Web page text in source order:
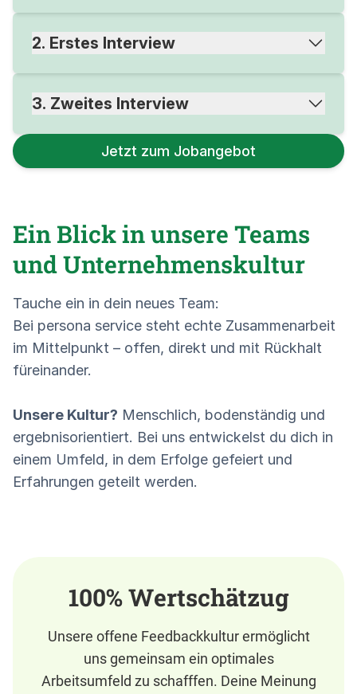
2. Erstes Interview
3. Zweites Interview
Jetzt zum Jobangebot
Ein Blick in unsere Teams
und Unternehmenskultur
Tauche ein in dein neues Team:
Bei persona service steht echte Zusammenarbeit
im Mittelpunkt – offen, direkt und mit Rückhalt
füreinander.
Unsere Kultur? Menschlich, bodenständig und
ergebnisorientiert. Bei uns entwickelst du dich in
einem Umfeld, in dem Erfolge gefeiert und
Erfahrungen geteilt werden.
100% Wertschätzug
Unsere offene Feedbackkultur ermöglicht
uns gemeinsam ein optimales
Arbeitsumfeld zu schafffen. Deine Meinung